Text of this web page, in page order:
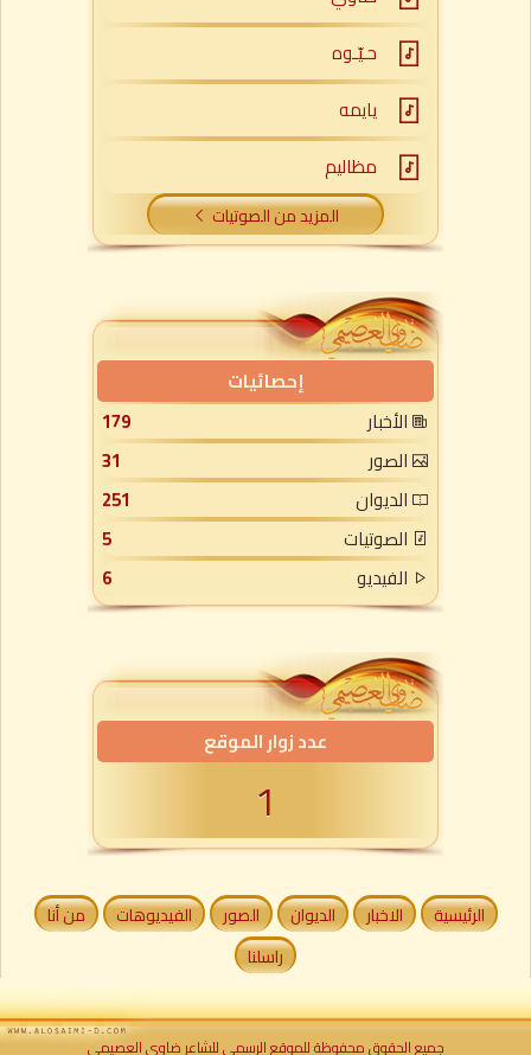
حـيّـوه
يايمه
مظاليم
المزيد من الصوتيات
إحصائيات
الأخبار
179
الصور
31
الديوان
251
الصوتيات
5
الفيديو
6
عدد زوار الموقع
1
الرئيسية الاخبار الديوان الصور الفيديوهات
من أنا
راسلنا
جميع الحقوق محفوظة للموقع الرسمي للشاعر ضاوي العصيمي